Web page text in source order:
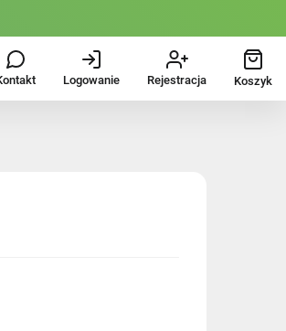
Logowanie Rejestracja Koszyk